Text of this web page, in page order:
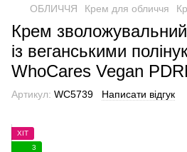
ОБЛИЧЧЯ Крем для обличчя
Крем
із веганськими
WhoCares Vegan
Артикул: WC5739 Написати відгук
ХІТ
3